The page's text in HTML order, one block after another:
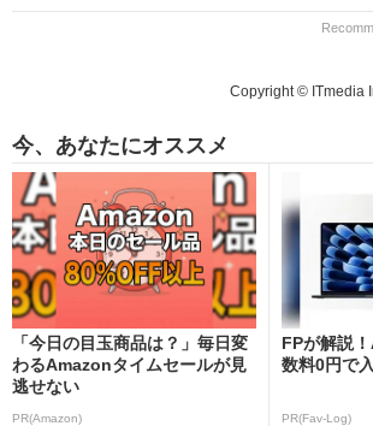
Copyright © ITmedia
今、あなたにオススメ
「今日の目玉商品は？」毎日変
わるAmazonタイムセールが見
逃せない
PR(Amazon)
FPが解説
数料0円で
PR(Fav-Log)